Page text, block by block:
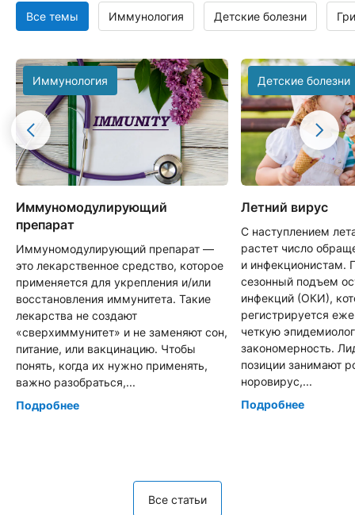
Все темы Иммунология Детские болезни
Иммунология
Иммуномодулирующий
препарат
Иммуномодулирующий препарат —
это лекарственное средство, которое
применяется для укрепления и/или
восстановления иммунитета. Такие
лекарства не создают
«сверхиммунитет» и не заменяют сон,
питание, или вакцинацию. Чтобы
понять, когда их нужно применять,
важно разобраться,...
Подробнее
Детские болезни
Летний вирус
С наступлением
растет число
и инфекционистам.
сезонный подъем
инфекций (ОКИ),
регистрируется
четкую
закономерность.
позиции занимают
норовирус,...
Подробнее
Все статьи